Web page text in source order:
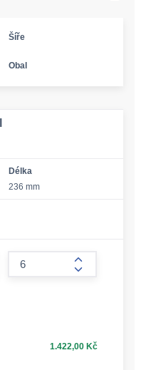
Šíře
Obal
Délka
236 mm
form.increase-
1.422,00 Kč